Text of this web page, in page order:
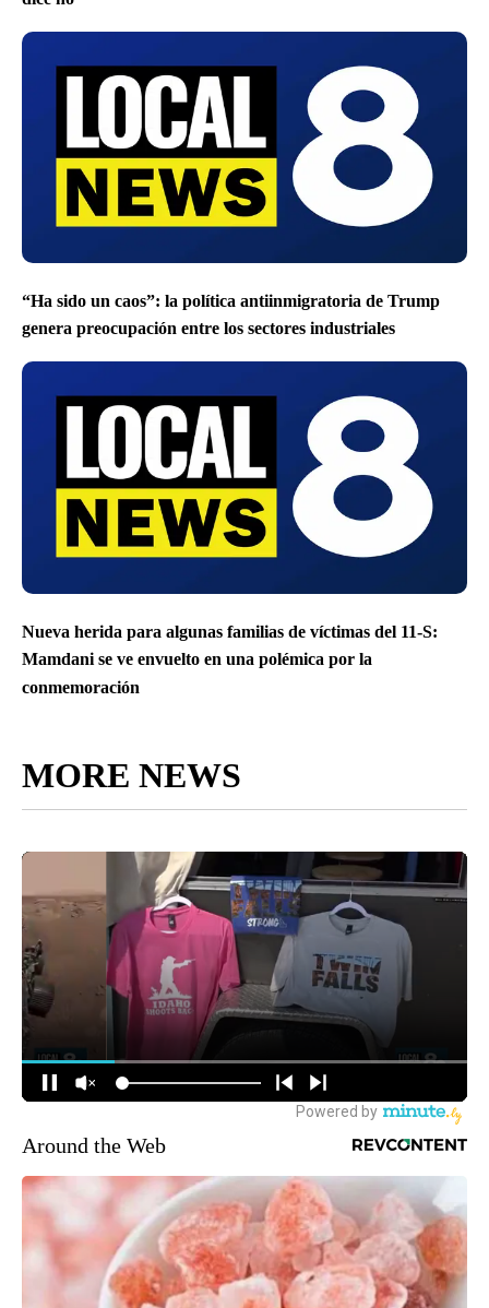
“Ha sido un caos”: la política antiinmigratoria de Trump
genera preocupación entre los sectores industriales
Nueva herida para algunas familias de víctimas del 11-S:
Mamdani se ve envuelto en una polémica por la
conmemoración
MORE NEWS
Around the Web